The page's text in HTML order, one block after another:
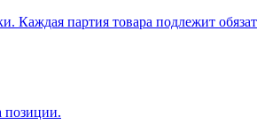
Каждая партия товара подлежит
позиции.